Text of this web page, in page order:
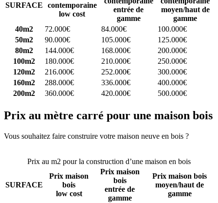
SURFACE
contemporaine
low cost
entrée de
gamme
moyen/haut de
gamme
40m2
72.000€ 84.000€
100.000€
50m2
90.000€ 105.000€
125.000€
80m2
144.000€ 168.000€
200.000€
100m2
180.000€ 210.000€
250.000€
120m2
216.000€ 252.000€
300.000€
160m2
288.000€ 336.000€
400.000€
200m2
360.000€ 420.000€ 500.000€
Prix au mètre carré pour une maison bois
Vous souhaitez faire construire votre maison neuve en bois ?
Prix au m2 pour la construction d’une maison en bois
SURFACE
Prix maison
bois
low cost
Prix maison
bois
entrée de
gamme
Prix maison bois
moyen/haut de
gamme